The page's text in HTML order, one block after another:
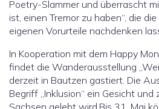
Poetry-Slammer und überrascht
ist, einen Tremor zu haben“, die
eigenen Vorurteile nachdenken
In Kooperation mit dem Happy
findet die Wanderausstellung
derzeit in Bautzen gastiert. Die
Begriff „Inklusion“ ein Gesicht